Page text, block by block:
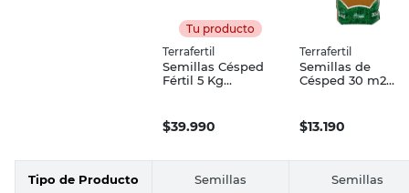
Tu producto
Terrafertil
Semillas Césped
Fértil 5 Kg
$39.990
Terrafertil
Semillas de
Césped 30 m2
$13.190
Tipo de Producto Semillas Semillas